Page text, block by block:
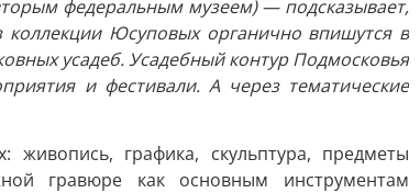
федеральным музеем) — подсказывает,
коллекции Юсуповых органично впишутся в
усадеб. Усадебный контур Подмосковья
и фестивали. А через тематические
графика, скульптура, предметы
гравюре как основным инструментам